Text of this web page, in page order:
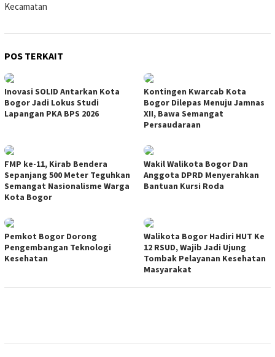
Kecamatan
POS TERKAIT
Inovasi SOLID Antarkan Kota
Bogor Jadi Lokus Studi
Lapangan PKA BPS 2026
Kontingen Kwarcab Kota
Bogor Dilepas Menuju Jamnas
XII, Bawa Semangat
Persaudaraan
FMP ke-11, Kirab Bendera
Sepanjang 500 Meter Teguhkan
Semangat Nasionalisme Warga
Kota Bogor
Wakil Walikota Bogor Dan
Anggota DPRD Menyerahkan
Bantuan Kursi Roda
Pemkot Bogor Dorong
Pengembangan Teknologi
Kesehatan
Walikota Bogor Hadiri HUT Ke
12 RSUD, Wajib Jadi Ujung
Tombak Pelayanan Kesehatan
Masyarakat